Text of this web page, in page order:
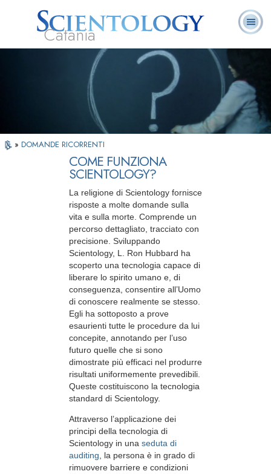
Catania
Che cos’è
Scientology?
Ministri
Volontari
Domande
ricorrenti
» DOMANDE RICORRENTI
COME FUNZIONA
SCIENTOLOGY?
La religione di Scientology fornisce
risposte a molte domande sulla
vita e sulla morte. Comprende un
percorso dettagliato, tracciato con
precisione. Sviluppando
Scientology, L. Ron Hubbard ha
scoperto una tecnologia capace di
liberare lo spirito umano e, di
conseguenza, consentire all’Uomo
di conoscere realmente se stesso.
Egli ha sottoposto a prove
esaurienti tutte le procedure da lui
concepite, annotando per l’uso
futuro quelle che si sono
dimostrate più efficaci nel produrre
risultati uniformemente prevedibili.
Queste costituiscono la tecnologia
standard di Scientology.
Attraverso l’applicazione dei
principi della tecnologia di
Scientology in una seduta di
auditing, la persona è in grado di
rimuovere barriere e condizioni